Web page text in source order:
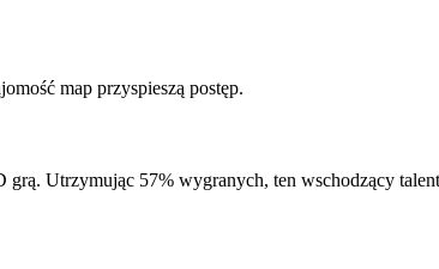
map przyspieszą postęp.
Utrzymując 57% wygranych, ten wschodzący